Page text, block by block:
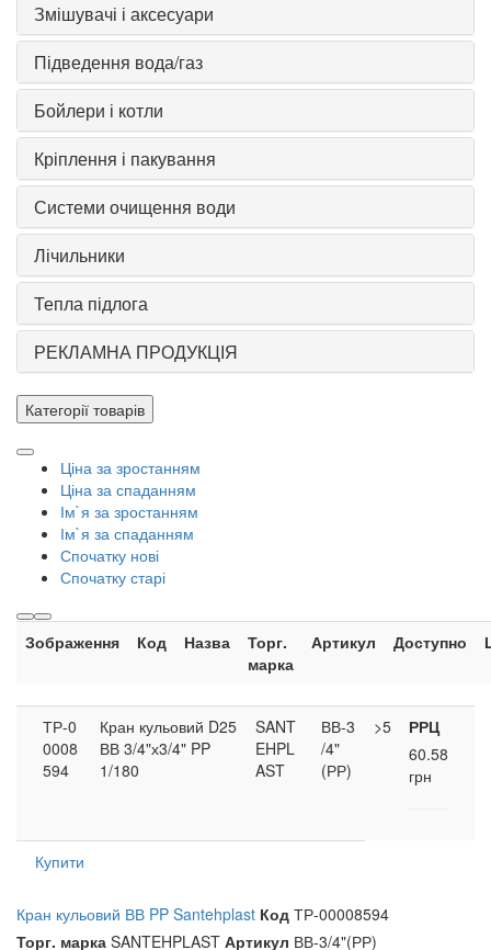
Змішувачі і аксесуари
Підведення вода/газ
Бойлери і котли
Кріплення і пакування
Системи очищення води
Лічильники
Тепла підлога
РЕКЛАМНА ПРОДУКЦІЯ
Категорії товарів
Ціна за зростанням
Ціна за спаданням
Ім`я за зростанням
Ім`я за спаданням
Спочатку нові
Спочатку старі
Зображення Код Назва
Торг.
марка
Артикул Доступно
ТР-0
0008
594
Кран кульовий D25
ВВ 3/4"х3/4" PP
1/180
SANT
EHPL
AST
ВВ-3
/4"
(РР)
>5
РРЦ
60.58
грн
Купити
Кран кульовий ВВ PP Santehplast Код ТР-00008594
Торг. марка SANTEHPLAST Артикул ВВ-3/4"(РР)